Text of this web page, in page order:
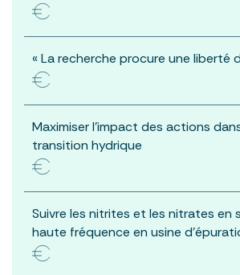
« La recherche procure une liberté
Maximiser l’impact des actions
transition hydrique
Suivre les nitrites et les nitrates en
haute fréquence en usine